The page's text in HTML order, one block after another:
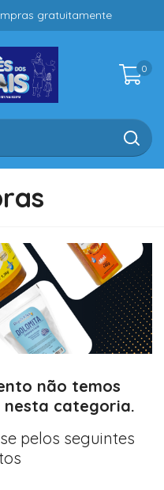
gratuitamente
0
não temos
categoria.
pelos seguintes